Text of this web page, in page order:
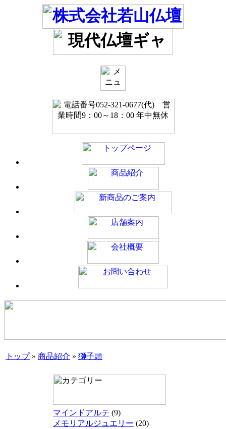
トップ» 商品紹介 » 獅子頭
マインドアルテ (9)
メモリアルジュエリー (20)